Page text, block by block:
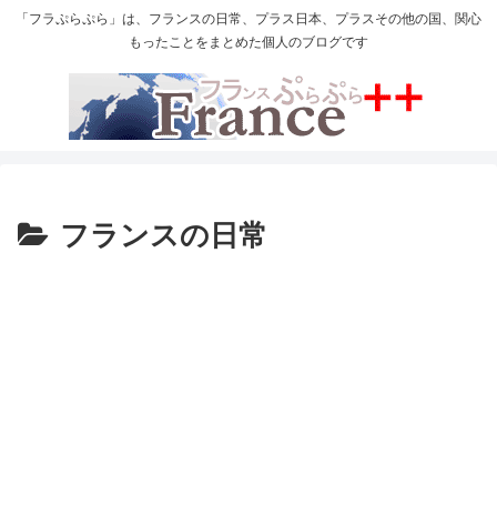
「フラぷらぷら」は、フランスの日常、プラス日本、プラスその他の国、関心
もったことをまとめた個人のブログです
フランスの日常